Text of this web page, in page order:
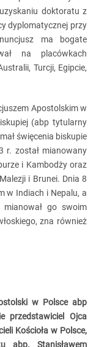
doktoratu z
dyplomatycznej przy
ma bogate
na placówkach
Turcji, Egipcie,
Apostolskim w
(abp tytularny
święcenia biskupie
r. został mianowany
i Kambodży oraz
i Brunei. Dnia 8
w Indiach i Nepalu, a
go swoim
zna również
w Polsce abp
przedstawiciel Ojca
Kościoła w Polsce,
abp. Stanisławem